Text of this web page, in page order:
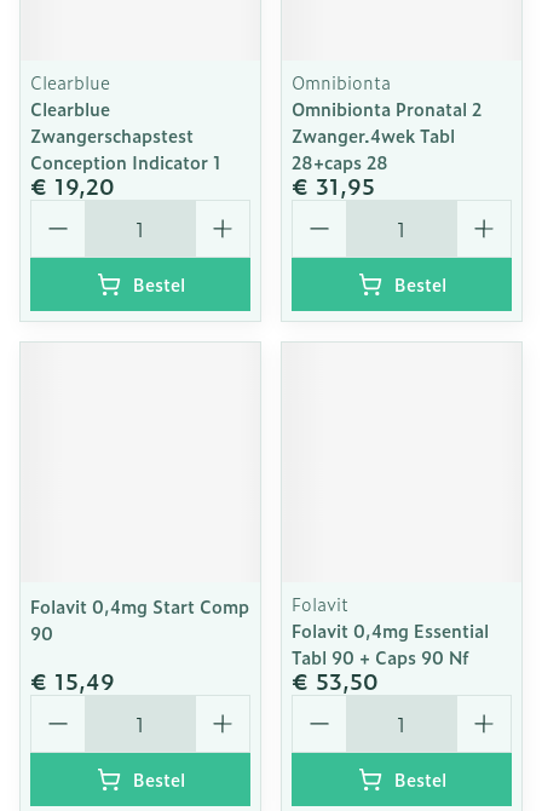
Clearblue
Clearblue
Zwangerschapstest
Conception Indicator 1
€ 19,20
Aantal
Bestel
Omnibionta
Omnibionta Pronatal 2
Zwanger.4wek Tabl
28+caps 28
€ 31,95
Aantal
Bestel
Folavit 0,4mg Start Comp
90
€ 15,49
Aantal
Bestel
Folavit
Folavit 0,4mg Essential
Tabl 90 + Caps 90 Nf
€ 53,50
Aantal
Bestel